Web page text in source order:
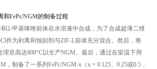
和FePc/NGM的制备过程
2-甲基咪唑前体在水溶液中合成，为了合成超薄二维
作为剥离和蚀刻剂与ZIF-L前体充分混合。然后，将
理至高达800°C以生产NGM。最后，通过在室温下用
，制备了一系列FePc/NGM-x（x = 0.125、0.25或0.5，